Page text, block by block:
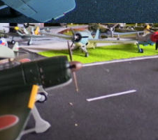
Muzej
maketa
As